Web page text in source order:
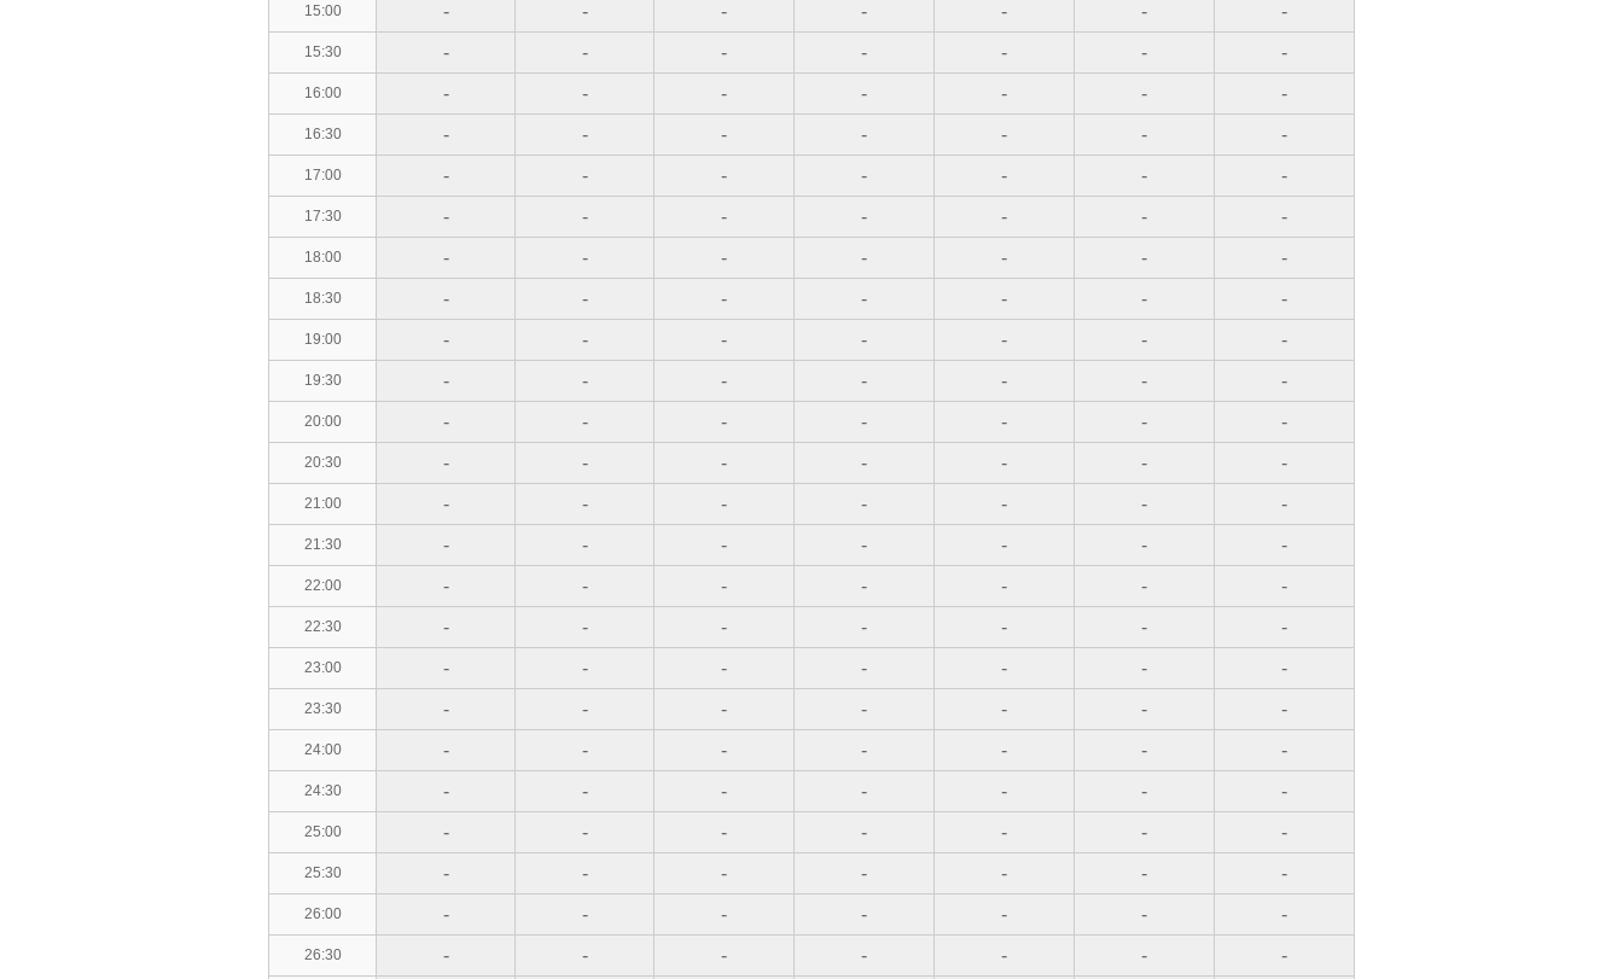
15:00 - - - - - - -
15:30 - - - - - - -
16:00 - - - - - - -
16:30 - - - - - - -
17:00 - - - - - - -
17:30 - - - - - - -
18:00 - - - - - - -
18:30 - - - - - - -
19:00 - - - - - - -
19:30 - - - - - - -
20:00 - - - - - - -
20:30 - - - - - - -
21:00 - - - - - - -
21:30 - - - - - - -
22:00 - - - - - - -
22:30 - - - - - - -
23:00 - - - - - - -
23:30 - - - - - - -
24:00 - - - - - - -
24:30 - - - - - - -
25:00 - - - - - - -
25:30 - - - - - - -
26:00 - - - - - - -
26:30 - - - - - - -